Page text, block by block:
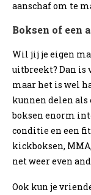
aanschaf om te
Boksen of een
Wil jij je eigen
uitbreekt? Dan is
maar het is wel
kunnen delen als
boksen enorm
conditie en een
kickboksen,
net weer even
Ook kun je